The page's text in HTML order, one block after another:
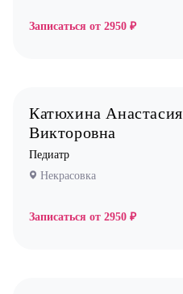
Записаться от 2950 ₽
Катюхина Анастасия
Викторовна
Педиатр
Некрасовка
Записаться от 2950 ₽